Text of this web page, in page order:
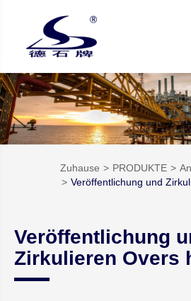
Zuhause PRODUKTE
Veröffentlichung und
Veröffentlichung
Zirkulieren Overs